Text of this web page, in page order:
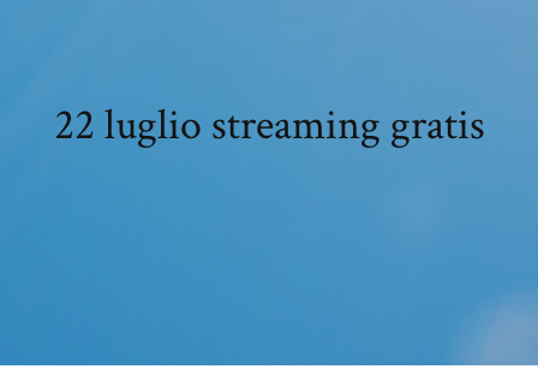
22 luglio streaming gratis